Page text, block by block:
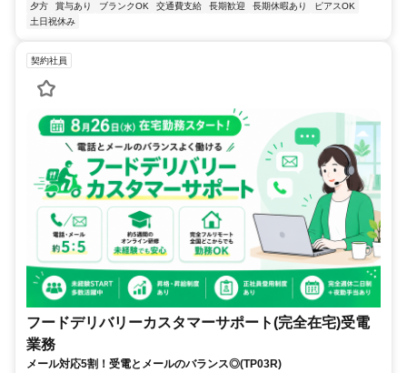
夕方
賞与あり ブランクOK 交通費支給 長期歓迎 長期休暇あり
ピアスOK
土日祝休み
契約社員
フードデリバリーカスタマーサポート(完全在宅)受電
業務
メール対応5割！受電とメールのバランス◎(TP03R)